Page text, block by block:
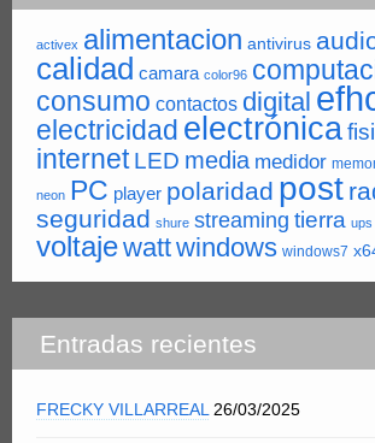
activex alimentacion antivirus
calidad camara color96
consumo contactos digital
electricidad electrónica
internet LED media medidor
neon PC player polaridad post
seguridad shure streaming tierra ups
voltajewattwindows windows7
Entradas recientes
FRECKY VILLARREAL 26/03/2025